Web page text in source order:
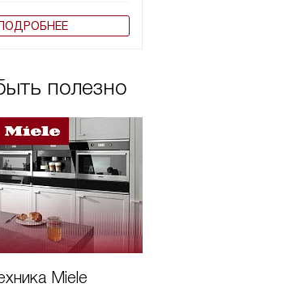
полезно
Miele